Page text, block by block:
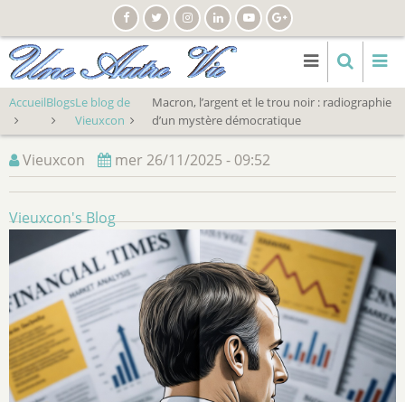
au
contenu
principal
AccueilBlogsLe blog de
Vieuxcon
Macron, l’argent et le trou noir : radiographie
d’un mystère démocratique
Vieuxcon mer 26/11/2025 - 09:52
Vieuxcon's Blog